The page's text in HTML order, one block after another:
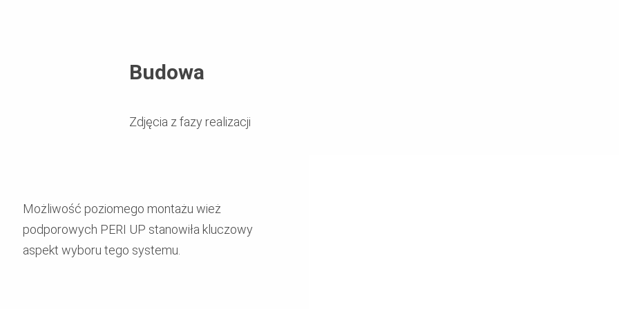
Budowa
Zdjęcia z fazy realizacji
Możliwość poziomego montażu wież
podporowych PERI UP stanowiła kluczowy
aspekt wyboru tego systemu.